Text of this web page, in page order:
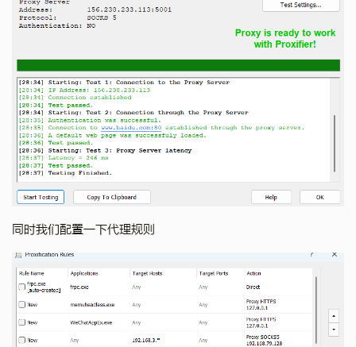
同时我们配置一下代理规则